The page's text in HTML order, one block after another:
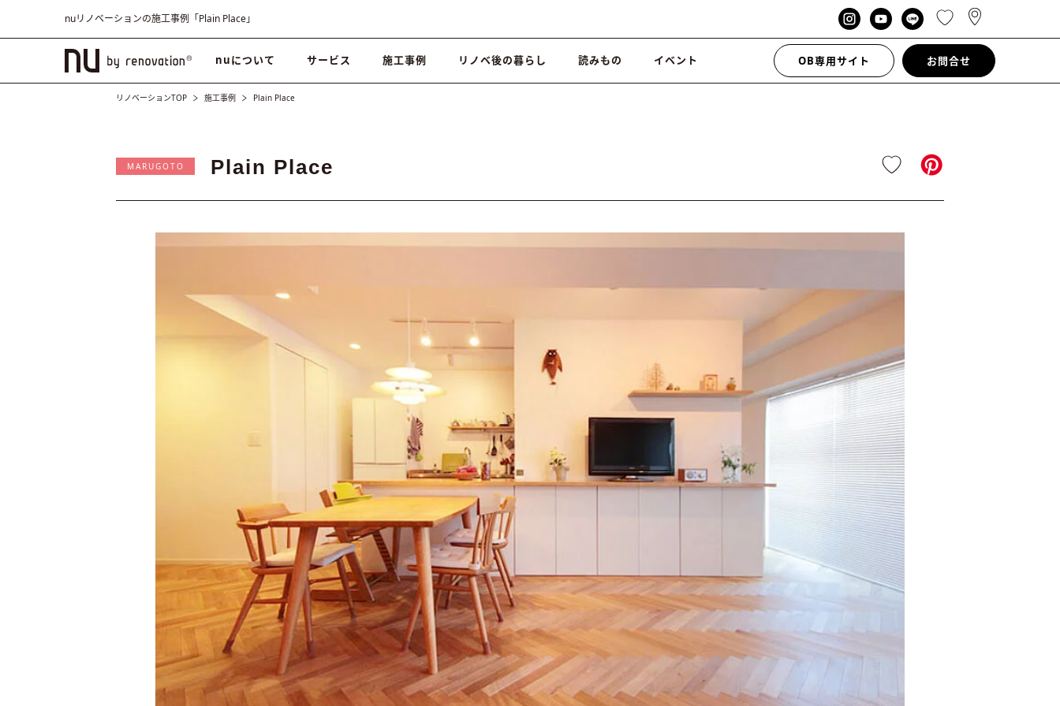
nuリノベーションの施工事例「Plain Place」
nuについて サービス 施工事例 リノベ後の暮らし 読みもの イベント OB専用サイト お問合せ
リノベーションTOP 施工事例 Plain Place
MARUGOTO Plain Place